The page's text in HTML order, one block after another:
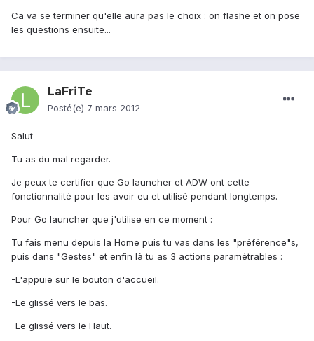
Ca va se terminer qu'elle aura pas le choix : on flashe et on pose
les questions ensuite...
LaFriTe
Posté(e) 7 mars 2012
Salut
Tu as du mal regarder.
Je peux te certifier que Go launcher et ADW ont cette
fonctionnalité pour les avoir eu et utilisé pendant longtemps.
Pour Go launcher que j'utilise en ce moment :
Tu fais menu depuis la Home puis tu vas dans les "préférence"s,
puis dans "Gestes" et enfin là tu as 3 actions paramétrables :
-L'appuie sur le bouton d'accueil.
-Le glissé vers le bas.
-Le glissé vers le Haut.